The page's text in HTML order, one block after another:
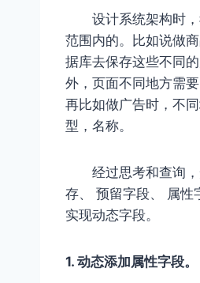
设计系统架构时
范围内的。比如说做
据库去保存这些不同
外，页面不同地方需
再比如做广告时，不
型，名称。
经过思考和查询
存、 预留字段、 属性
实现动态字段。
1. 动态添加属性字段。